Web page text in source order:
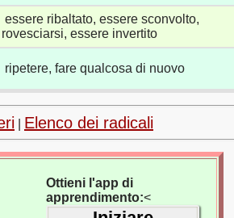
essere ribaltato, essere sconvolto,
rovesciarsi, essere invertito
ripetere, fare qualcosa di nuovo
Elenco dei radicali
Ottieni l'app di
apprendimento:<